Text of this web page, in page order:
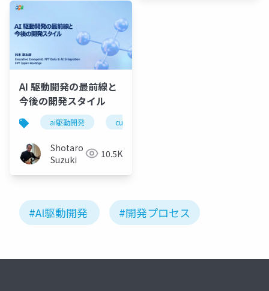
AI 駆動開発の最前線と
今後の開発スタイル
ai駆動開発 cursor
Shotaro
Suzuki
10.5K
#AI駆動開発 #開発プロセス